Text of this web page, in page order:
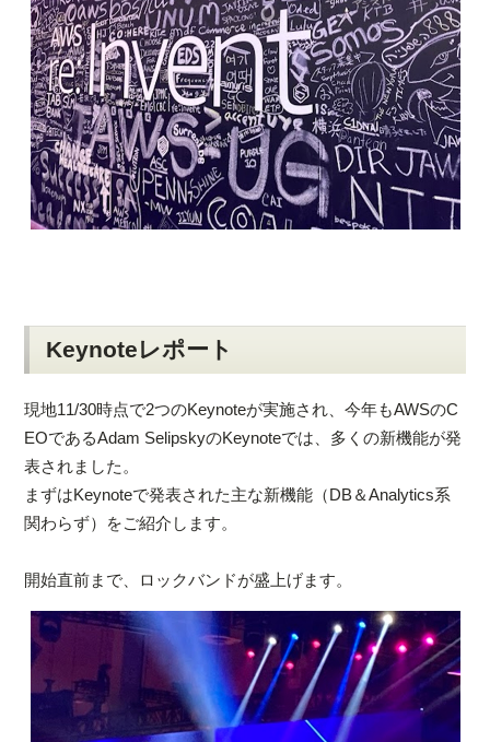
Keynoteレポート
現地11/30時点で2つのKeynoteが実施され、今年もAWSのC
EOであるAdam SelipskyのKeynoteでは、多くの新機能が発
表されました。
まずはKeynoteで発表された主な新機能（DB＆Analytics系
関わらず）をご紹介します。
開始直前まで、ロックバンドが盛上げます。